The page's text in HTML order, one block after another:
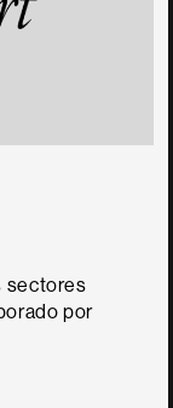
sectores
por